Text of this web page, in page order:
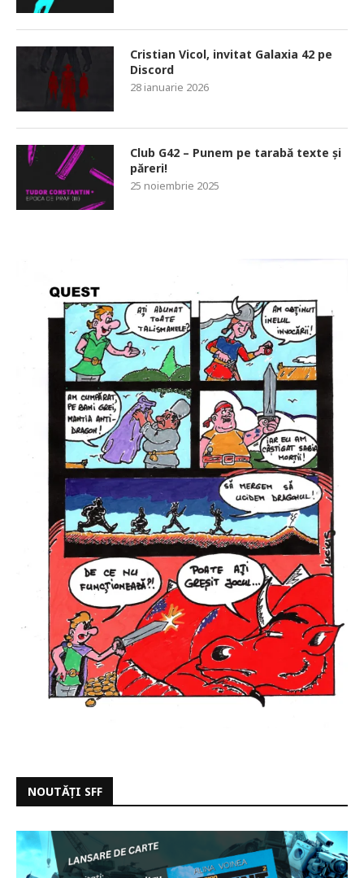
Cristian Vicol, invitat Galaxia 42 pe
Discord
28 ianuarie 2026
Club G42 – Punem pe tarabă texte și
păreri!
25 noiembrie 2025
NOUTĂȚI SFF